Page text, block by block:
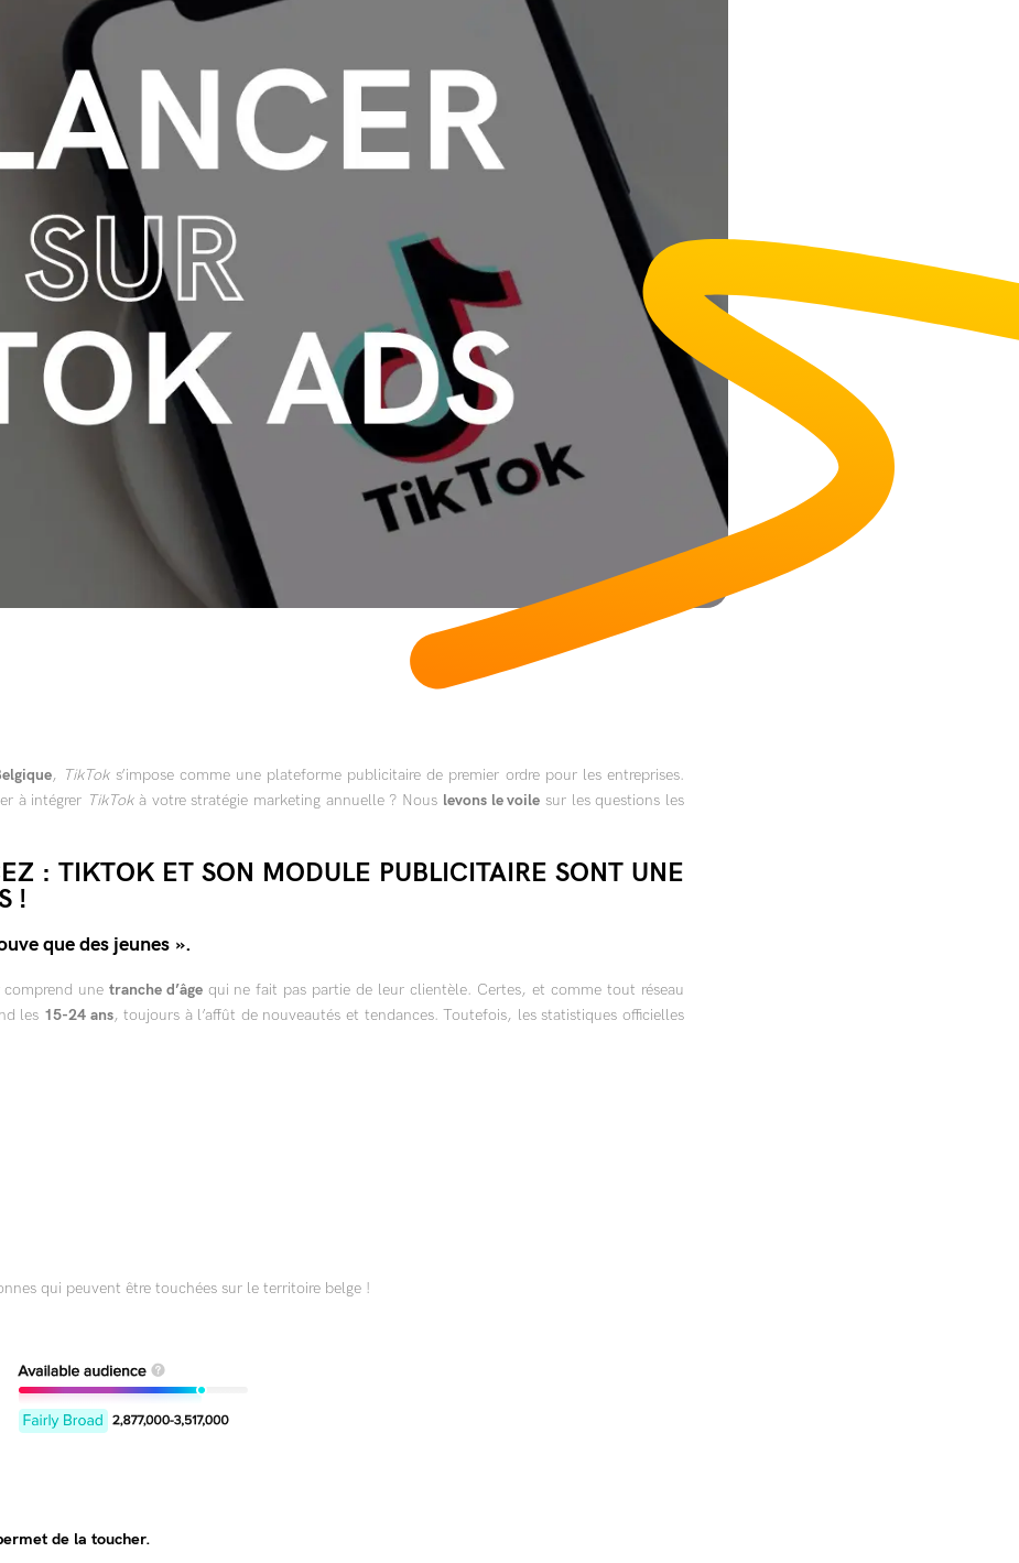
, TikToks’impose comme une plateforme publicitaire de premier ordre pour les entreprises.
à intégrer TikTokà votre stratégie marketing annuelle ? Nous levons le voile sur les questions les
: TIKTOK ET SON MODULE PUBLICITAIRE SONT UNE
!
que des jeunes ».
une tranche d’âgequi ne fait pas partie de leur clientèle. Certes, et comme tout réseau
les 15-24 ans, toujours à l’affût de nouveautés et tendances. Toutefois, les statistiques officielles
qui peuvent être touchées sur le territoire belge !
de la toucher.